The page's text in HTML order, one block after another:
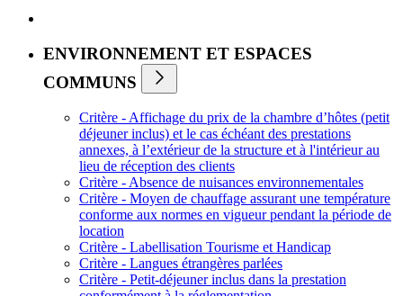
ENVIRONNEMENT ET ESPACES
COMMUNS
Critère - Affichage du prix de la chambre d’hôtes (petit
déjeuner inclus) et le cas échéant des prestations
annexes, à l’extérieur de la structure et à l'intérieur au
lieu de réception des clients
Critère - Absence de nuisances environnementales
Critère - Moyen de chauffage assurant une température
conforme aux normes en vigueur pendant la période de
location
Critère - Labellisation Tourisme et Handicap
Critère - Langues étrangères parlées
Critère - Petit-déjeuner inclus dans la prestation